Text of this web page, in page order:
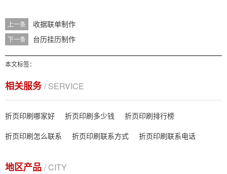
上一条 收据联单制作
下一条 台历挂历制作
本文标签：
相关服务/ SERVICE
折页印刷哪家好 折页印刷多少钱
折页印刷排行榜
折页印刷怎么联系
折页印刷联系方式 折页印刷联系电话
地区产品 / CITY